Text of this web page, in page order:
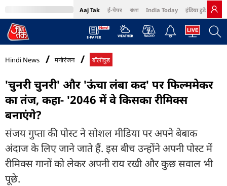
Aaj Tak ई-पेपर বাংলা India Today इंडिया टुडे हिंदी
MumbaiTak Cosmopolitan Harper's Bazaar Northeast
Hindi News मनोरंजन बॉलीवुड
'चुनरी चुनरी' और 'ऊंचा लंबा कद' पर फिल्ममेकर
का तंज, कहा- '2046 में वे किसका रीमिक्स
बनाएंगे?
संजय गुप्ता की पोस्ट ने सोशल मीडिया पर अपने बेबाक
अंदाज के लिए जाने जाते हैं. इस बीच उन्होंने अपनी पोस्ट में
रीमिक्स गानों को लेकर अपनी राय रखी और कुछ सवाल भी
पूछे.